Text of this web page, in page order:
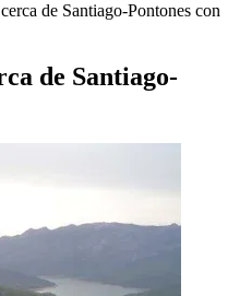
de Santiago-Pontones con
de Santiago-